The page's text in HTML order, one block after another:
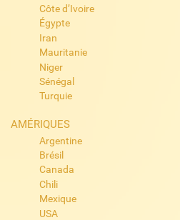
Côte d’Ivoire
Égypte
Iran
Mauritanie
Niger
Sénégal
Turquie
AMÉRIQUES
Argentine
Brésil
Canada
Chili
Mexique
USA